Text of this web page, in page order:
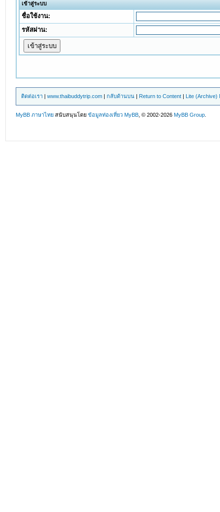
เข้าสู่ระบบ
ชื่อใช้งาน:
รหัสผ่าน:
ติดต่อเรา |www.thaibuddytrip.com |กลับด้านบน | Return to Content | Lite (Archive)
MyBB ภาษาไทย สนับสนุนโดยข้อมูลท่องเที่ยว MyBB , © 2002-2026MyBB Group